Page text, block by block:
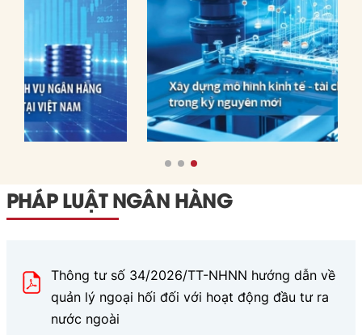
PHÁP LUẬT NGÂN HÀNG
Thông tư số 34/2026/TT-NHNN hướng dẫn về
quản lý ngoại hối đối với hoạt động đầu tư ra
nước ngoài